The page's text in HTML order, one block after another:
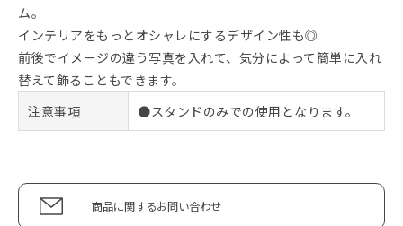
ム。
インテリアをもっとオシャレにするデザイン性も◎
前後でイメージの違う写真を入れて、気分によって簡単に入れ
替えて飾ることもできます。
注意事項
●スタンドのみでの使用となります。
商品に関するお問い合わせ